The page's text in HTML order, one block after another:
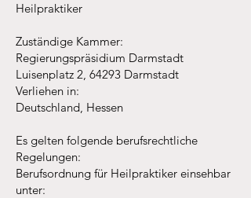
Heilpraktiker
Zuständige Kammer:
Regierungspräsidium Darmstadt
Luisenplatz 2, 64293 Darmstadt
Verliehen in:
Deutschland, Hessen
Es gelten folgende berufsrechtliche
Regelungen:
Berufsordnung für Heilpraktiker einsehbar
unter: